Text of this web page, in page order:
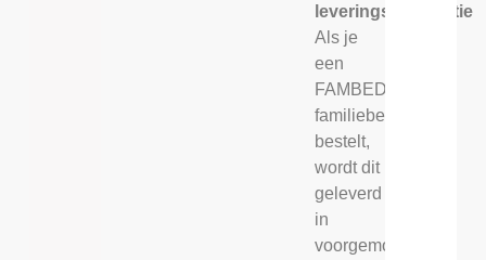
leveringsinformatie
Als je
een
FAMBED®
familiebed
bestelt,
wordt dit
geleverd
in
voorgemonteerde